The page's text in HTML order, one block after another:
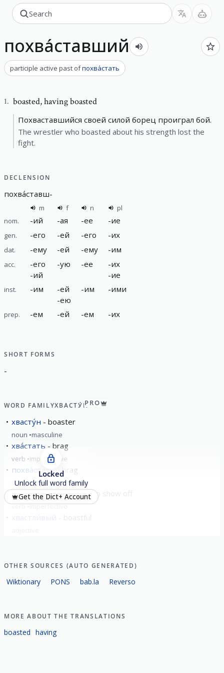
похва́ставший
participle active past ofпохва́стать
1. boasted,having boasted
Похваставшийся своей силой борец проиграл бой.
The wrestler who boasted about his strength lost the
fight.
DECLENSION
похва́ставш-
m f n
pl
nom.
-ий -ая -ее -ие
gen. -его -ей -его -их
dat. -ему -ей -ему -им
acc. -его
-ий
-ую -ее -их
-ие
inst. -им -ей
-ею
-им -ими
prep. -ем -ей -ем -их
SHORT FORMS
-
WORD FAMILYХВАСТУ́НPRO
хвасту́н boaster
noun masculine
хва́стать brag
verb imperfective
похва́стать brag
verb perfective
хва́статься to boast; to show off
verb imperfective
хвастли́вый
Locked
Unlock full word family
Get the Dict+ Account
OTHER SOURCES (AUTO GENERATED)
Wiktionary PONS bab.la Reverso
MORE ABOUT THE TRANSLATIONS
boasted having